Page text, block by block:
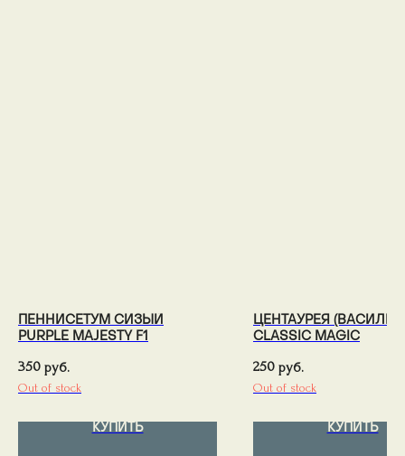
ПЕННИСЕТУМ СИЗЫЙ
PURPLE MAJESTY F1
350 руб.
Out of stock
КУПИТЬ
ЦЕНТАУРЕЯ (ВАСИЛЁК)
CLASSIC MAGIC
250 руб.
Out of stock
КУПИТЬ